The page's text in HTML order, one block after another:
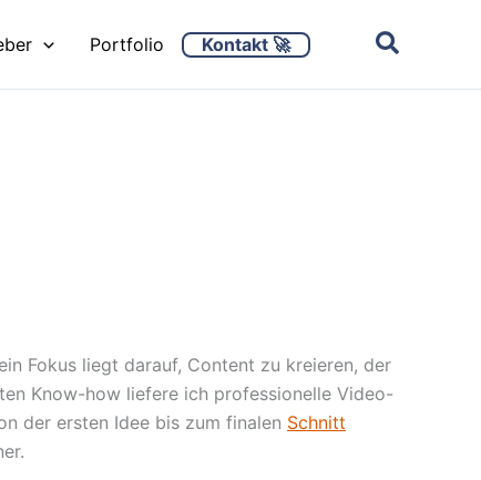
Portfolio Kontakt 🚀
Fokus liegt darauf, Content zu kreieren, der
Know-how liefere ich professionelle Video-
der ersten Idee bis zum finalen Schnitt